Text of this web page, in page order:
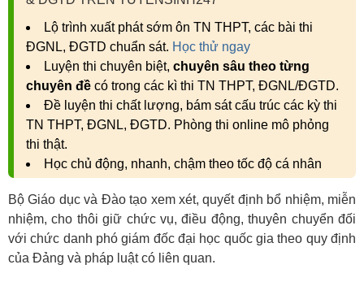
Lộ trình xuất phát sớm ôn TN THPT, các bài thi
ĐGNL, ĐGTD chuẩn sát. Học thử ngay
Luyện thi chuyên biệt, chuyên sâu theo từng
chuyên đề có trong các kì thi TN THPT, ĐGNL/ĐGTD.
Đề luyện thi chất lượng, bám sát cấu trúc các kỳ thi
TN THPT, ĐGNL, ĐGTD. Phòng thi online mô phỏng
thi thật.
Học chủ động, nhanh, chậm theo tốc độ cá nhân
Bộ Giáo dục và Đào tạo xem xét, quyết định bổ nhiệm, miễn
nhiệm, cho thôi giữ chức vụ, điều động, thuyên chuyển đối
với chức danh phó giám đốc đại học quốc gia theo quy định
của Đảng và pháp luật có liên quan.